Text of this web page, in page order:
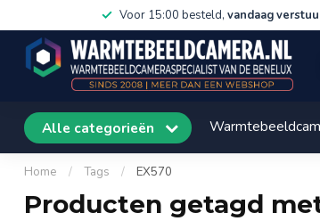
Voor 15:00 besteld, vandaag
Alle categorieën
Home / Tags / EX570
Producten getagd